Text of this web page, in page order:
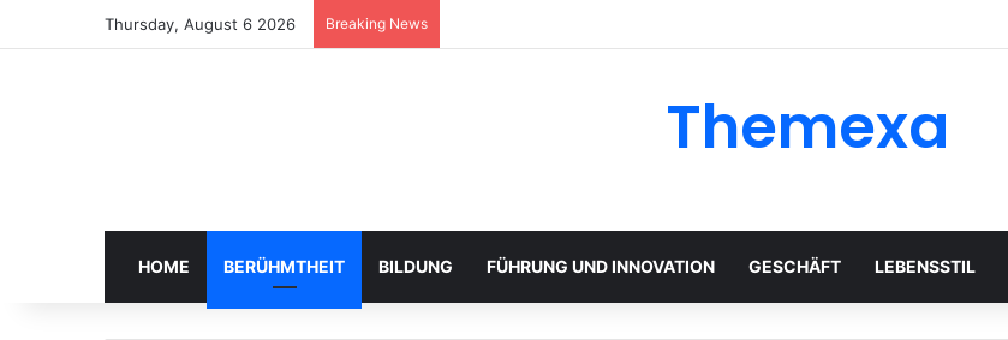
Thursday, August 6 2026 Breaking News
Themexa
HOME BERÜHMTHEIT BILDUNG FÜHRUNG UND INNOVATION GESCHÄFT LEBENSSTIL